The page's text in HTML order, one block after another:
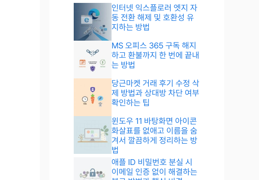
인터넷 익스플로러 엣지 자
동 전환 해제 및 호환성 유
지하는 방법
MS 오피스 365 구독 해지
하고 환불까지 한 번에 끝내
는 방법
당근마켓 거래 후기 수정 삭
제 방법과 상대방 차단 여부
확인하는 팁
윈도우 11 바탕화면 아이콘
화살표를 없애고 이름을 숨
겨서 깔끔하게 정리하는 방
법
애플 ID 비밀번호 분실 시
이메일 인증 없이 해결하는